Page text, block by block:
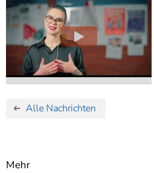
Alle Nachrichten
Mehr